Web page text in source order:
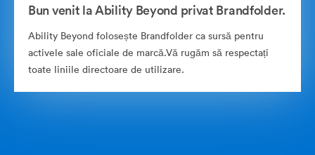
Bun venit la Ability Beyond privat Brandfolder.
Ability Beyond folosește Brandfolder ca sursă pentru
activele sale oficiale de marcă.Vă rugăm să respectați
toate liniile directoare de utilizare.